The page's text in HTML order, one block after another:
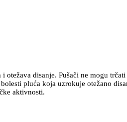
i otežava disanje. Pušači ne mogu
pluća koja uzrokuje otežano
aktivnosti.